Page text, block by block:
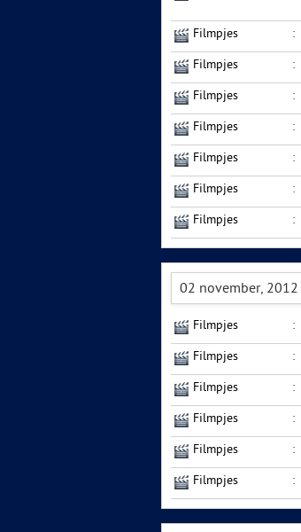
Filmpjes
:
Filmpjes :
Filmpjes :
Filmpjes :
Filmpjes :
Filmpjes :
Filmpjes :
02 november, 2012
Filmpjes :
Filmpjes :
Filmpjes :
Filmpjes :
Filmpjes :
Filmpjes :